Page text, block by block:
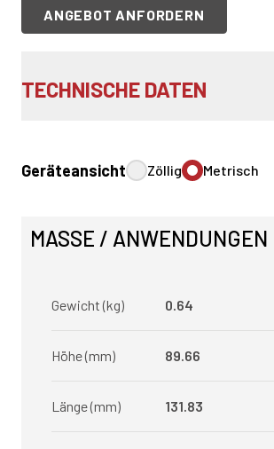
ANGEBOT ANFORDERN
TECHNISCHE DATEN
Geräteansicht Zöllig Metrisch
MASSE / ANWENDUNGEN
Gewicht (kg) 0.64
Höhe (mm) 89.66
Länge (mm) 131.83